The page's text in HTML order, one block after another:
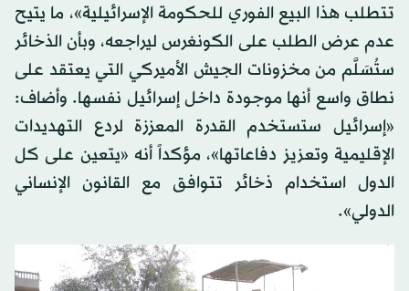
تتطلب هذا البيع الفوري للحكومة الإسرائيلية»، ما يتيح
عدم عرض الطلب على الكونغرس ليراجعه، وبأن الذخائر
ستُسَلَّم من مخزونات الجيش الأميركي التي يعتقد على
نطاق واسع أنها موجودة داخل إسرائيل نفسها. وأضاف:
«إسرائيل ستستخدم القدرة المعززة لردع التهديدات
الإقليمية وتعزيز دفاعاتها»، مؤكداً أنه «يتعين على كل
الدول استخدام ذخائر تتوافق مع القانون الإنساني
الدولي».